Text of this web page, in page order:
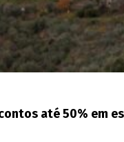
até 50% em